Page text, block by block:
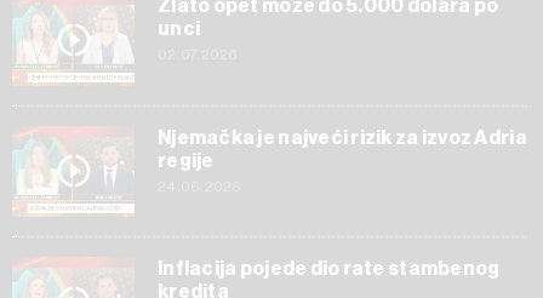
Zlato opet može do 5.000 dolara po
unci
Njemačka je najveći rizik za izvoz Adria
regije
Inflacija pojede dio rate stambenog
kredita